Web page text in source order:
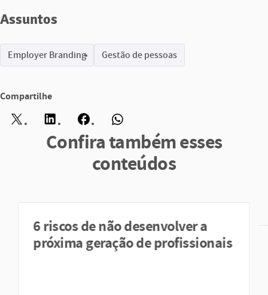
Assuntos
Employer Branding Gestão de pessoas
Compartilhe
Twitter LinkedInFacebookWhatsApp
Confira também esses
conteúdos
6 riscos de não desenvolver a
próxima geração de profissionais